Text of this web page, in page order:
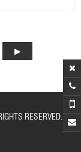
RESERVED.